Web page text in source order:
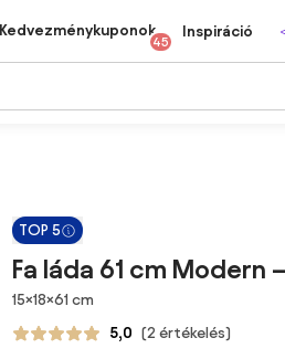
Kedvezménykuponok
45
Inspiráció
TOP 5
Fa láda 61 cm Modern
Méretek
15×18×61 cm
5,0 (2 értékelés)